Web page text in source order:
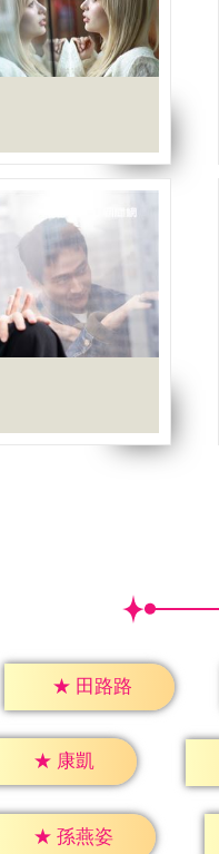
★ 田路路
★ 康凱
★ 孫燕姿